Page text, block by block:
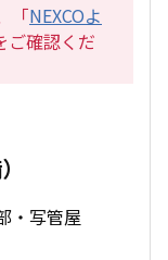
「NEXCOよ
ご確認くだ
・写管屋